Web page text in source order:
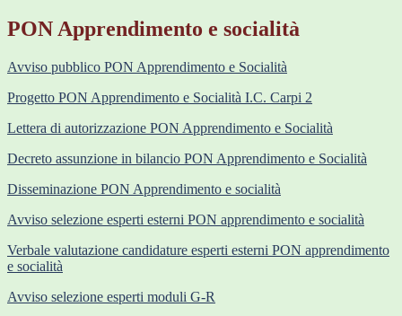
PON Apprendimento e socialità
Avviso pubblico PON Apprendimento e Socialità
Progetto PON Apprendimento e Socialità I.C. Carpi 2
Lettera di autorizzazione PON Apprendimento e Socialità
Decreto assunzione in bilancio PON Apprendimento e Socialità
Disseminazione PON Apprendimento e socialità
Avviso selezione esperti esterni PON apprendimento e socialità
Verbale valutazione candidature esperti esterni PON apprendimento
e socialità
Avviso selezione esperti moduli G-R